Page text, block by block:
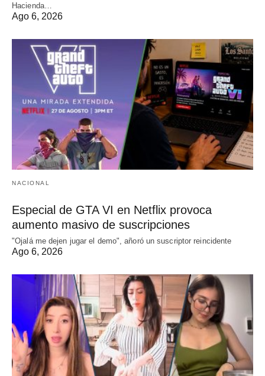
Hacienda…
Ago 6, 2026
NACIONAL
Especial de GTA VI en Netflix provoca
aumento masivo de suscripciones
"Ojalá me dejen jugar el demo", añoró un suscriptor reincidente
Ago 6, 2026